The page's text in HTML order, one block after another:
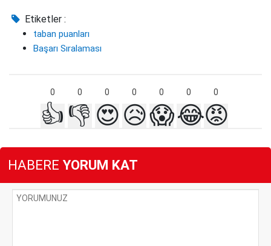
Etiketler :
taban puanları
Başarı Sıralaması
0 0 0 0 0 0 0
👍 👎 😍😥😱😂😡
HABERE YORUM KAT